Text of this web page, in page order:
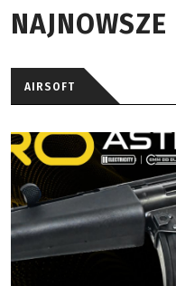
NAJNOWSZE
AIRSOFT